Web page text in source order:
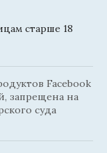
старше 18
Facebook
запрещена на
суда